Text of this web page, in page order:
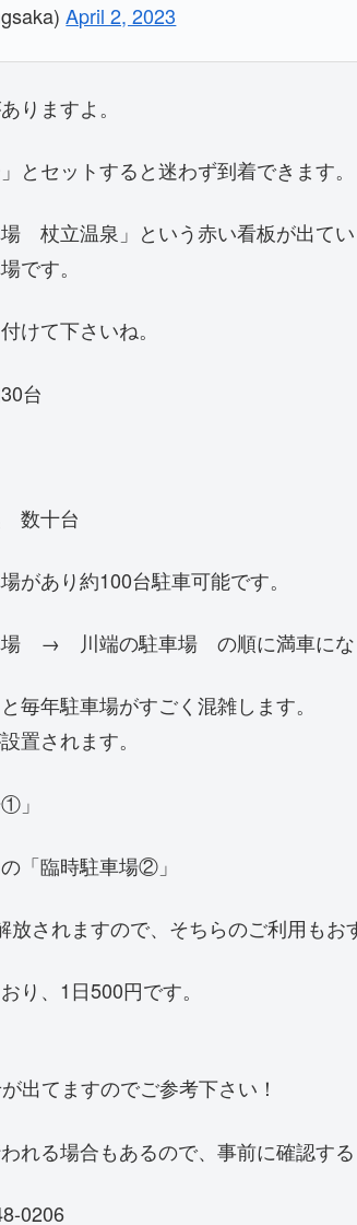
April 2, 2023
りますよ。
とセットすると迷わず到着できます。
杖立温泉」という赤い看板が出て
です。
けて下さいね。
台
数十台
があり約100台駐車可能です。
→ 川端の駐車場 の順に満車になっ
毎年駐車場がすごく混雑します。
置されます。
」
「臨時駐車場②」
されますので、そちらのご利用もお
り、1日500円です。
出てますのでご参考下さい！
れる場合もあるので、事前に確認する
0206